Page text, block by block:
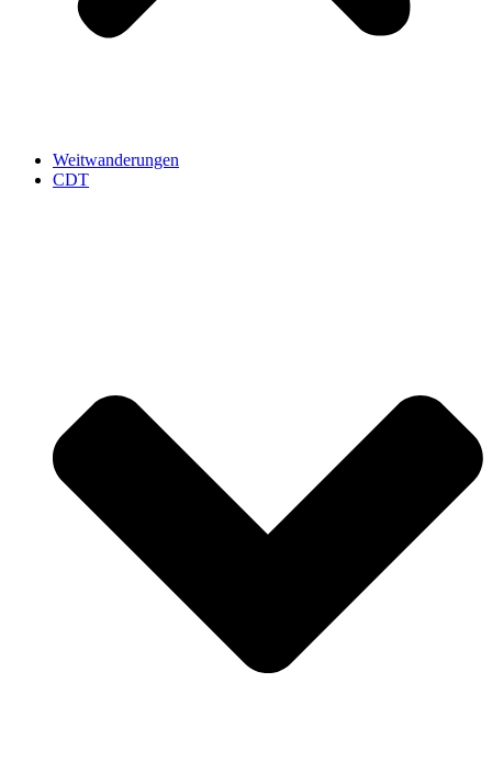
Weitwanderungen
CDT